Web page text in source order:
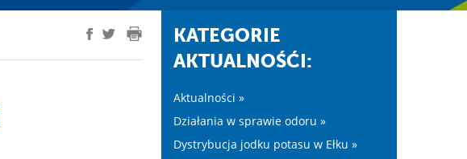
KATEGORIE
AKTUALNOŚĆI:
Aktualności »
Działania w sprawie odoru »
Dystrybucja jodku potasu w Ełku »